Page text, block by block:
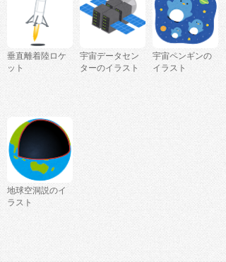
垂直離着陸ロケ
ット
宇宙データセン
ターのイラスト
宇宙ペンギンの
イラスト
地球空洞説のイ
ラスト